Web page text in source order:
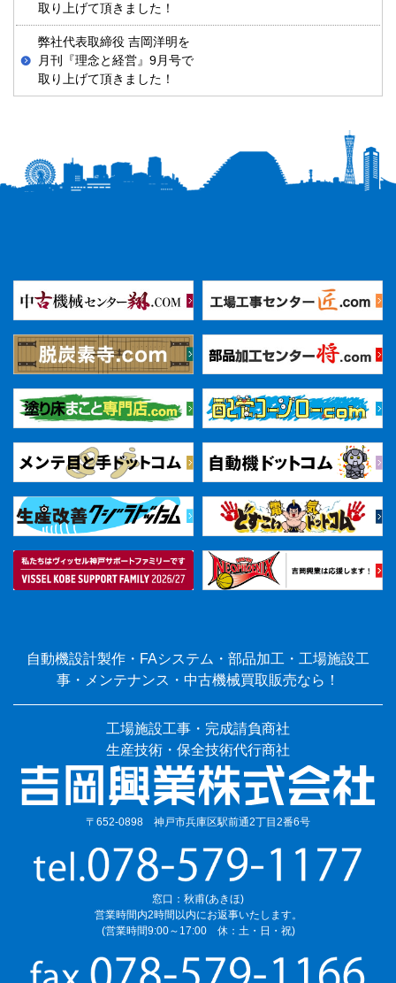
取り上げて頂きました！
弊社代表取締役 吉岡洋明を
月刊『理念と経営』9月号で
取り上げて頂きました！
自動機設計製作・FAシステム・部品加工・工場施設工
事・メンテナンス・中古機械買取販売なら！
工場施設工事・完成請負商社
生産技術・保全技術代行商社
〒652-0898 神戸市兵庫区駅前通2丁目2番6号
窓口：秋甫(あきほ)
営業時間内2時間以内にお返事いたします。
(営業時間9:00～17:00 休：土・日・祝)